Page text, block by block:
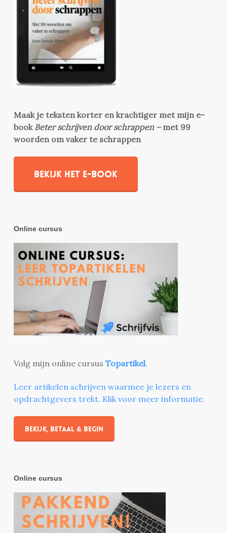
Maak je teksten korter en krachtiger met mijn e-
book Beter schrijven door schrappen –met 99
woorden om vaker te schrappen
Bekijk het e-book
Online cursus
Volg mijn online cursus Topartikel.
Leer artikelen schrijven waarmee je lezers en
opdrachtgevers trekt. Klik voor meer informatie.
Bekijk, betaal & begin
Online cursus